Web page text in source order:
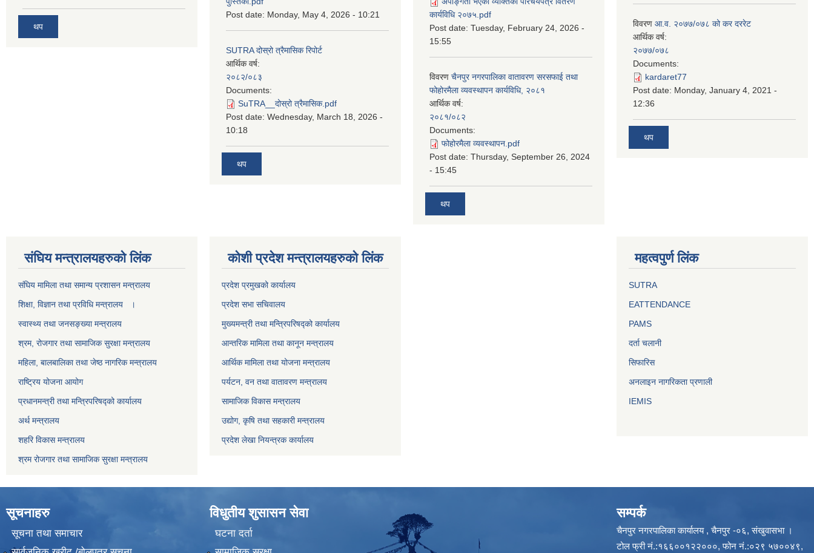
थप
Post date: Monday, May 4, 2026 - 10:21
SUTRA दोस्रो त्रैमासिक रिपोर्ट
आर्थिक वर्ष:
२०८२/०८३
Documents:
SuTRA__दोस्रो त्रैमासिक.pdf
Post date: Wednesday, March 18, 2026 -
10:18
थप
कार्यविधि २०७५.pdf
Post date: Tuesday, February 24, 2026 -
15:55
विवरण चैनपुर नगरपालिका वातावरण सरसफाई तथा
फोहोरमैला व्यवस्थापन कार्यविधि, २०८१
आर्थिक वर्ष:
२०८१/०८२
Documents:
फोहोरमैला व्यवस्थापन.pdf
Post date: Thursday, September 26, 2024
- 15:45
थप
विवरण आ.व. २०७७/०७८ को कर दररेट
आर्थिक वर्ष:
२०७७/०७८
Documents:
kardaret77
Post date: Monday, January 4, 2021 -
12:36
थप
स‌ंघिय मन्त्रालयहरुको लिंक
स‌ंघिय मामिला तथा समान्य प्रशासन मन्त्रालय
शिक्षा, विज्ञान तथा प्रविधि मन्त्रालय ।
स्वास्थ्य तथा जनसङ्ख्या मन्त्रालय
श्रम, रोजगार तथा सामाजिक सुरक्षा मन्त्रालय
महिला, बालबालिका तथा जेष्ठ नागरिक मन्त्रालय
राष्ट्रिय योजना आयोग
प्रधानमन्त्री तथा मन्त्रिपरिषद्को कार्यालय
अर्थ मन्त्रालय
शहरि विकास मन्त्रालय
श्रम रोजगार तथा सामाजिक सुरक्षा मन्त्रालय
कोशी प्रदेश मन्त्रालयहरुको लिंक
प्रदेश प्रमुखको कार्यालय
प्रदेश सभा सचिवालय
मुख्यमन्त्री तथा मन्त्रिपरिषद्को कार्यालय
आन्तरिक मामिला तथा कानून मन्त्रालय
आर्थिक मामिला तथा योजना मन्त्रालय
पर्यटन, वन तथा वातावरण मन्त्रालय
सामाजिक विकास मन्त्रालय
उद्योग, कृषि तथा सहकारी मन्त्रालय
प्रदेश लेखा नियन्त्रक कार्यालय
महत्वपुर्ण लिंक
SUTRA
EATTENDANCE
PAMS
दर्ता चलानी
सिफारिस
अनलाइन नागरिकता प्रणाली
IEMIS
सूचनाहरु
सूचना तथा समाचार
विधुतीय शुसासन सेवा
घटना दर्ता
सम्पर्क
चैनपुर नगरपालिका कार्यालय , चैनपुर -०६, संखुवासभा ।
टोल फ्री नं.:१६६००१२२०००, फोन नं.:०२९ ५७००४९,